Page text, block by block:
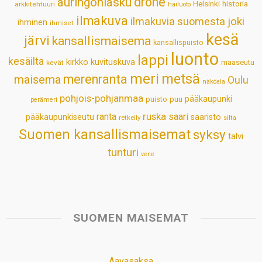
p
k
n
s
t
arkkitehtuuri hailuoto Helsinki historia
ihminen ihmiset ilmakuva ilmakuvia suomesta joki
järvi kansallismaisema kansallispuisto kesä
kesäilta kevät kirkko kuvituskuva lappi luonto maaseutu
maisema merenranta meri metsä näköala Oulu
perämeri pohjois-pohjanmaa puisto puu pääkaupunki
pääkaupunkiseutu ranta retkeily ruska saari saaristo silta
Suomen kansallismaisematsyksy talvi
tunturi vene
SUOMEN MAISEMAT